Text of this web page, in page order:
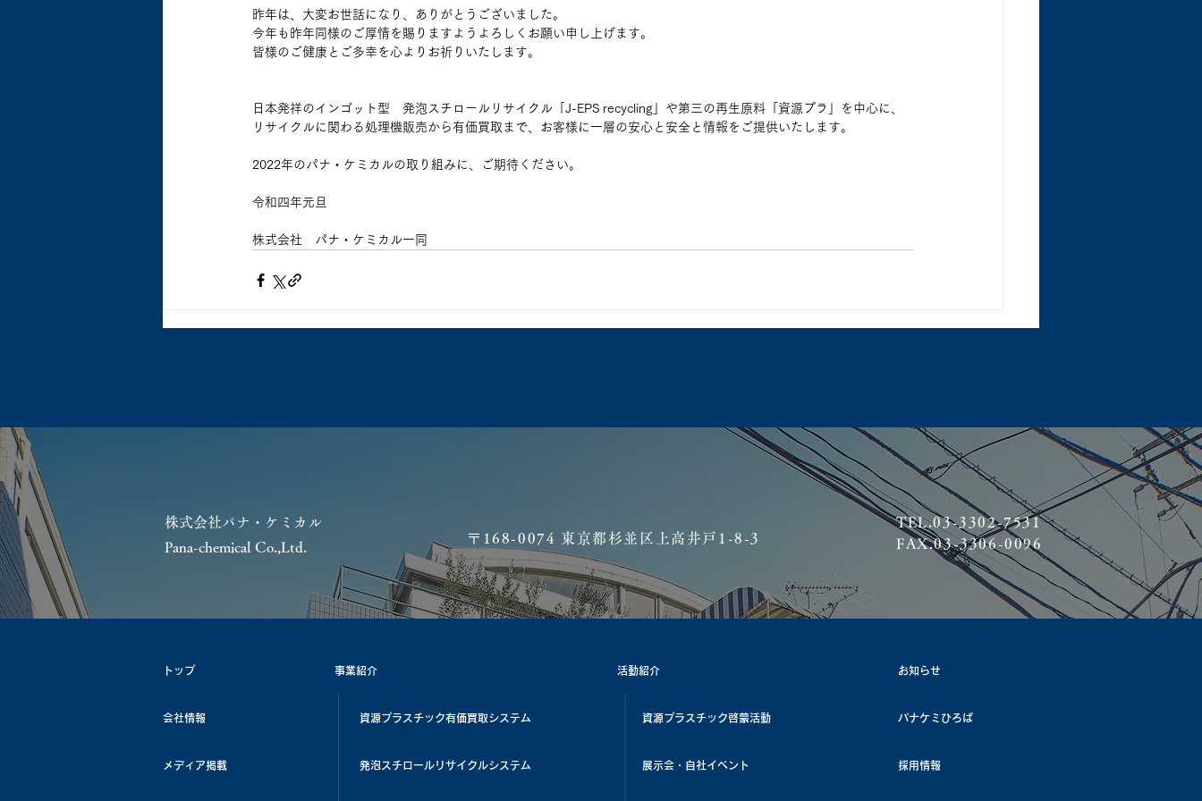
昨年は、大変お世話になり、ありがとうございました。
今年も昨年同様のご厚情を賜りますようよろしくお願い申し上げます。
皆様のご健康とご多幸を心よりお祈りいたします。
日本発祥のインゴット型　発泡スチロールリサイクル「J-EPS recycling」や第三の再生原料「資源プラ」を中心に、
リサイクルに関わる処理機販売から有価買取まで、お客様に一層の安心と安全と情報をご提供いたします。
2022年のパナ・ケミカルの取り組みに、ご期待ください。
令和四年元旦
株式会社　パナ・ケミカル一同
株式会社パナ・ケミカル
Pana-chemical Co.,Ltd.
​〒168-0074 東京都杉並区上高井戸1-8-3
TEL.03-3302-7531
FAX.03-3306-0096
トップ
会社情報
メディア掲載
事業紹介
資源プラスチック有価買取システム
発泡スチロールリサイクルシステム
活動紹介
資源プラスチック啓蒙活動
展示会・自社イベント
お知らせ
パナケミひろば
採用情報